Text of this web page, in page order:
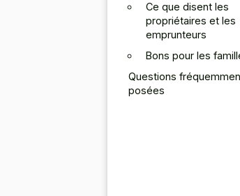
Ce que disent les
propriétaires et les
emprunteurs
Bons pour les
Questions
posées